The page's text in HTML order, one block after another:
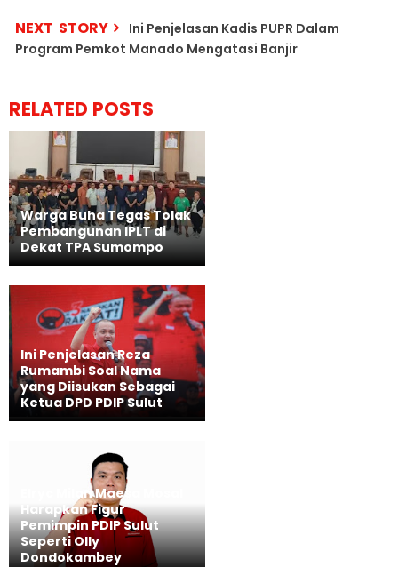
NEXT STORY
Ini Penjelasan Kadis PUPR Dalam
Program Pemkot Manado Mengatasi Banjir
RELATED POSTS
Warga Buha Tegas Tolak
Pembangunan IPLT di
Dekat TPA Sumompo
Ini Penjelasan Reza
Rumambi Soal Nama
yang Diisukan Sebagai
Ketua DPD PDIP Sulut
Elryc Milan Maesa Mosal
Harapkan Figur
Pemimpin PDIP Sulut
Seperti Olly
Dondokambey